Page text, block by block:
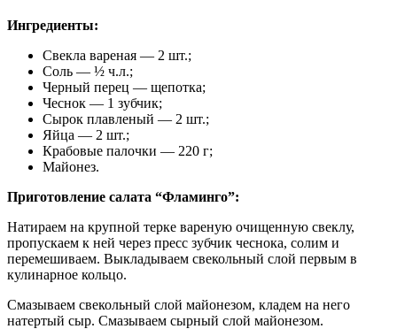
Ингредиенты:
Свекла вареная — 2 шт.;
Соль — ½ ч.л.;
Черный перец — щепотка;
Чеснок — 1 зубчик;
Сырок плавленый — 2 шт.;
Яйца — 2 шт.;
Крабовые палочки — 220 г;
Майонез.
Приготовление салата “Фламинго”:
Натираем на крупной терке вареную очищенную свеклу,
пропускаем к ней через пресс зубчик чеснока, солим и
перемешиваем. Выкладываем свекольный слой первым в
кулинарное кольцо.
Смазываем свекольный слой майонезом, кладем на него
натертый сыр. Смазываем сырный слой майонезом.